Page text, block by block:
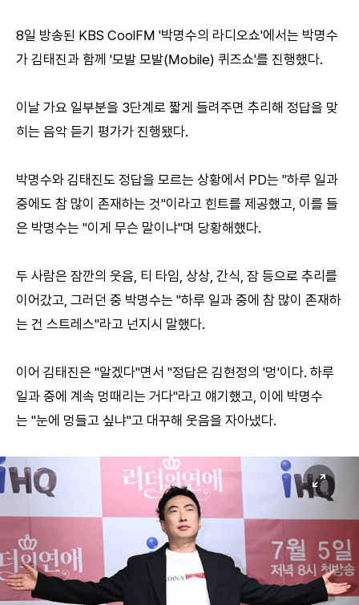
8일 방송된 KBS CoolFM '박명수의 라디오쇼'에서는 박명수
가 김태진과 함께 '모발 모발(Mobile) 퀴즈쇼'를 진행했다.
이날 가요 일부분을 3단계로 짧게 들려주면 추리해 정답을 맞
히는 음악 듣기 평가가 진행됐다.
박명수와 김태진도 정답을 모르는 상황에서 PD는 "하루 일과
중에도 참 많이 존재하는 것"이라고 힌트를 제공했고, 이를 들
은 박명수는 "이게 무슨 말이냐"며 당황해했다.
두 사람은 잠깐의 웃음, 티 타임, 상상, 간식, 잠 등으로 추리를
이어갔고, 그러던 중 박명수는 "하루 일과 중에 참 많이 존재하
는 건 스트레스"라고 넌지시 말했다.
이어 김태진은 "알겠다"면서 "정답은 김현정의 '멍'이다. 하루
일과 중에 계속 멍때리는 거다"라고 얘기했고, 이에 박명수
는 "눈에 멍들고 싶냐"고 대꾸해 웃음을 자아냈다.